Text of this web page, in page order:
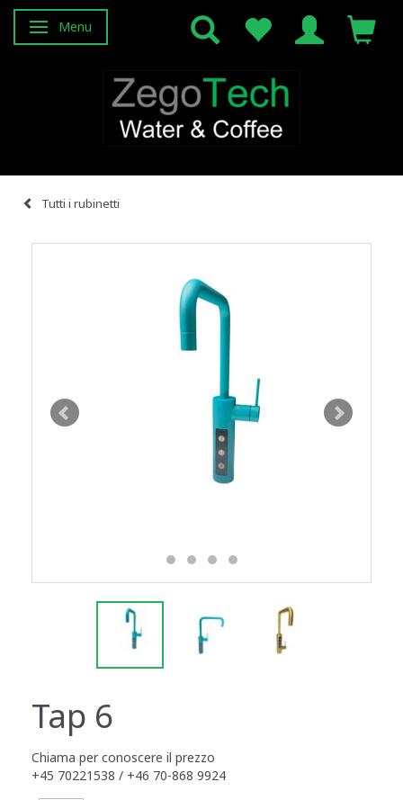
Attiva/disattiva navigazione
Menu
Tutti i rubinetti
Tap 6
Chiama per conoscere il prezzo
+45 70221538 / +46 70-868 9924